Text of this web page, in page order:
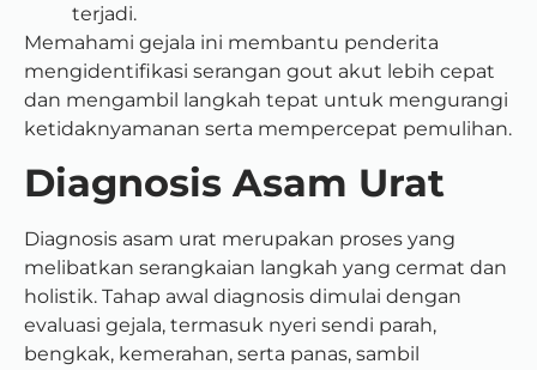
terjadi.
Memahami gejala ini membantu penderita
mengidentifikasi serangan gout akut lebih cepat
dan mengambil langkah tepat untuk mengurangi
ketidaknyamanan serta mempercepat pemulihan.
Diagnosis Asam Urat
Diagnosis asam urat merupakan proses yang
melibatkan serangkaian langkah yang cermat dan
holistik. Tahap awal diagnosis dimulai dengan
evaluasi gejala, termasuk nyeri sendi parah,
bengkak, kemerahan, serta panas, sambil